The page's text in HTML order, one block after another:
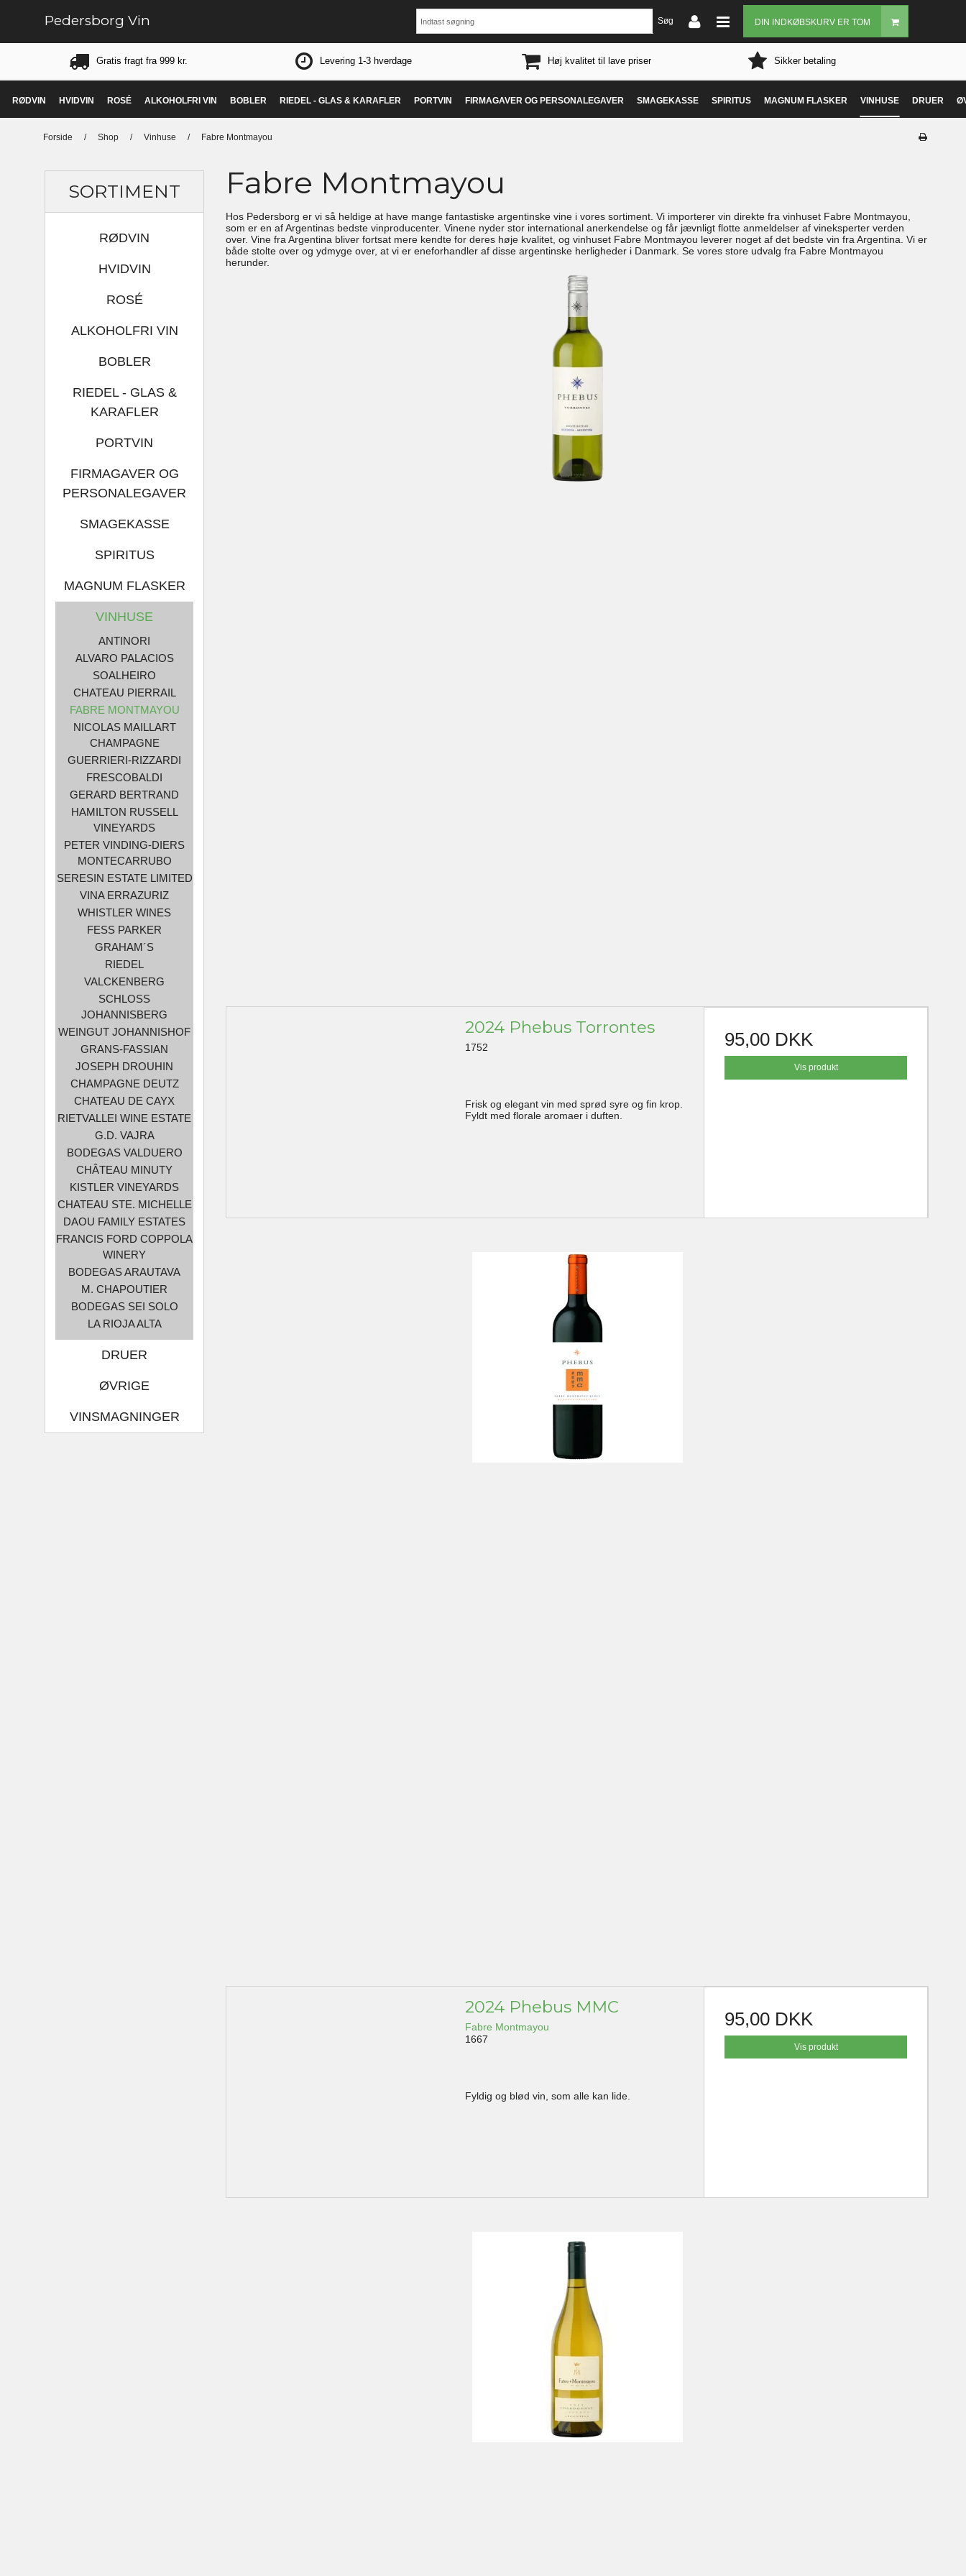
Pedersborg Vin DIN INDKØBSKURV ER TOM
Søg
Gratis fragt fra 999 kr. Levering 1-3 hverdage Høj kvalitet til lave priser Sikker betaling
RØDVIN HVIDVIN ROSÉ ALKOHOLFRI VIN BOBLER RIEDEL - GLAS & KARAFLER PORTVIN FIRMAGAVER OG PERSONALEGAVER SMAGEKASSE SPIRITUS MAGNUM FLASKER VINHUSE DRUER
Forside / Shop / Vinhuse / Fabre Montmayou
SORTIMENT
RØDVIN
HVIDVIN
ROSÉ
ALKOHOLFRI VIN
BOBLER
RIEDEL - GLAS &
KARAFLER
PORTVIN
FIRMAGAVER OG
PERSONALEGAVER
SMAGEKASSE
SPIRITUS
MAGNUM FLASKER
VINHUSE
ANTINORI
ALVARO PALACIOS
SOALHEIRO
CHATEAU PIERRAIL
FABRE MONTMAYOU
NICOLAS MAILLART
CHAMPAGNE
GUERRIERI-RIZZARDI
FRESCOBALDI
GERARD BERTRAND
HAMILTON RUSSELL
VINEYARDS
PETER VINDING-DIERS
MONTECARRUBO
SERESIN ESTATE LIMITED
VINA ERRAZURIZ
WHISTLER WINES
FESS PARKER
GRAHAM´S
RIEDEL
VALCKENBERG
SCHLOSS
JOHANNISBERG
WEINGUT JOHANNISHOF
GRANS-FASSIAN
JOSEPH DROUHIN
CHAMPAGNE DEUTZ
CHATEAU DE CAYX
RIETVALLEI WINE ESTATE
G.D. VAJRA
BODEGAS VALDUERO
CHÂTEAU MINUTY
KISTLER VINEYARDS
CHATEAU STE. MICHELLE
DAOU FAMILY ESTATES
FRANCIS FORD COPPOLA
WINERY
BODEGAS ARAUTAVA
M. CHAPOUTIER
BODEGAS SEI SOLO
LA RIOJA ALTA
DRUER
ØVRIGE
VINSMAGNINGER
Fabre Montmayou
Hos Pedersborg er vi så heldige at have mange fantastiske argentinske vine i vores sortiment. Vi importerer vin direkte fra vinhuset Fabre Montmayou,
som er en af Argentinas bedste vinproducenter. Vinene nyder stor international anerkendelse og får jævnligt flotte anmeldelser af vineksperter verden
over. Vine fra Argentina bliver fortsat mere kendte for deres høje kvalitet, og vinhuset Fabre Montmayou leverer noget af det bedste vin fra Argentina. Vi er
både stolte over og ydmyge over, at vi er eneforhandler af disse argentinske herligheder i Danmark. Se vores store udvalg fra Fabre Montmayou
herunder.
2024 Phebus Torrontes
1752
Frisk og elegant vin med sprød syre og fin krop.
Fyldt med florale aromaer i duften.
95,00 DKK
Vis produkt
2024 Phebus MMC
Fabre Montmayou
1667
Fyldig og blød vin, som alle kan lide.
95,00 DKK
Vis produkt